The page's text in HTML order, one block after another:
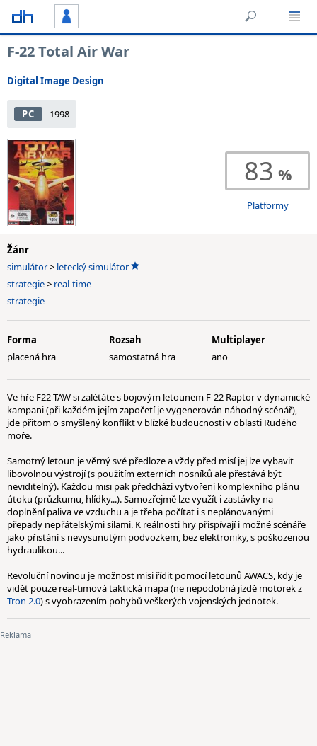
F-22 Total Air War
Digital Image Design
PC 1998
83
Platformy
Žánr
simulátor> letecký simulátor
strategie> real-time
strategie
Forma
placená hra
Rozsah
samostatná hra
Multiplayer
ano
Ve hře F22 TAW si zalétáte s bojovým letounem F-22 Raptor v dynamické
kampani (při každém jejím započetí je vygenerován náhodný scénář),
jde přitom o smyšlený konflikt v blízké budoucnosti v oblasti Rudého
moře.
Samotný letoun je věrný své předloze a vždy před misí jej lze vybavit
libovolnou výstrojí (s použitím externích nosníků ale přestává být
neviditelný). Každou misi pak předchází vytvoření komplexního plánu
útoku (průzkumu, hlídky...). Samozřejmě lze využít i zastávky na
doplnění paliva ve vzduchu a je třeba počítat i s neplánovanými
přepady nepřátelskými silami. K reálnosti hry přispívají i možné scénáře
jako přistání s nevysunutým podvozkem, bez elektroniky, s poškozenou
hydraulikou...
Revoluční novinou je možnost misi řídit pomocí letounů AWACS, kdy je
vidět pouze real-timová taktická mapa (ne nepodobná jízdě motorek z
Tron 2.0) s vyobrazením pohybů veškerých vojenských jednotek.